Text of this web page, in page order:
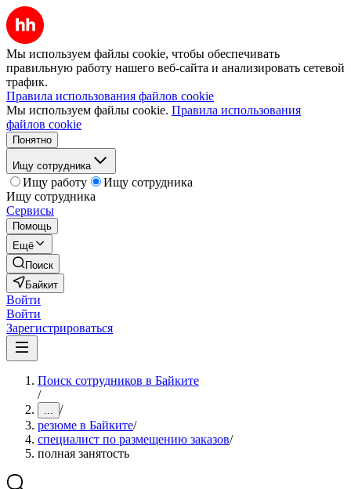
Мы используем файлы cookie, чтобы обеспечивать
правильную работу нашего веб-сайта и анализировать сетевой
трафик.
Правила использования файлов cookie
Мы используем файлы cookie. Правила использования
файлов cookie
Понятно
Ищу сотрудника
Ищу работу
Ищу сотрудника
Ищу сотрудника
Сервисы
Помощь
Ещё
Поиск
Байкит
Войти
Войти
Зарегистрироваться
Поиск сотрудников в Байките
/
... /
резюме в Байките/
специалист по размещению заказов/
полная занятость